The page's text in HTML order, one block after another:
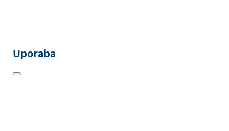
Uporaba